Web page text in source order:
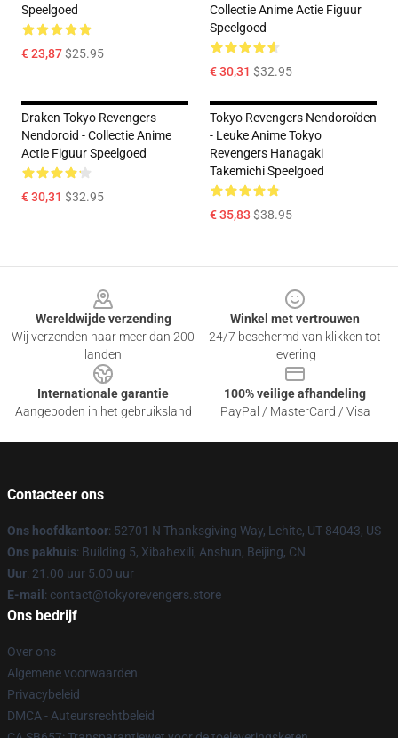
Speelgoed
€ 23,87$25.95
Collectie Anime Actie Figuur
Speelgoed
€ 30,31 $32.95
Draken Tokyo Revengers
Nendoroid - Collectie Anime
Actie Figuur Speelgoed
€ 30,31 $32.95
Tokyo Revengers Nendoroïden
- Leuke Anime Tokyo
Revengers Hanagaki
Takemichi Speelgoed
€ 35,83 $38.95
Wereldwijde verzending
Wij verzenden naar meer dan 200
landen
Winkel met vertrouwen
24/7 beschermd van klikken tot
levering
Internationale garantie
Aangeboden in het gebruiksland
100% veilige afhandeling
PayPal / MasterCard / Visa
Contacteer ons
Ons hoofdkantoor: 52701 N Thanksgiving Way, Lehite, UT 84043, US
Ons pakhuis: Building 5, Xibahexili, Anshun, Beijing, CN
Uur: 21.00 uur 5.00 uur
E-mail : contact@tokyorevengers.store
Ons bedrijf
Over ons
Algemene voorwaarden
Privacybeleid
DMCA - Auteursrechtbeleid